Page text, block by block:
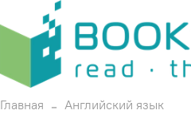
Главная Английский язык